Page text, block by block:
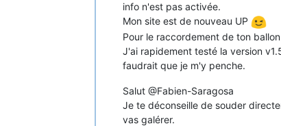
info n'est pas activée.
Mon site est de nouveau UP
Pour le raccordement de ton
J'ai rapidement testé la version
faudrait que je m'y penche.
Salut @Fabien-Saragosa
Je te déconseille de souder
vas galérer.